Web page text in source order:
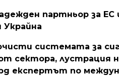
партньор за
системата за
сектора, лустрация
експертът по